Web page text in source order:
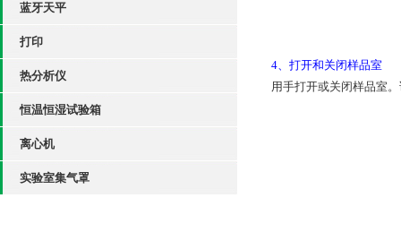
蓝牙天平
打印
热分析仪
恒温恒湿试验箱
离心机
实验室集气罩
4、打开和关闭样品室
用手打开或关闭样品室